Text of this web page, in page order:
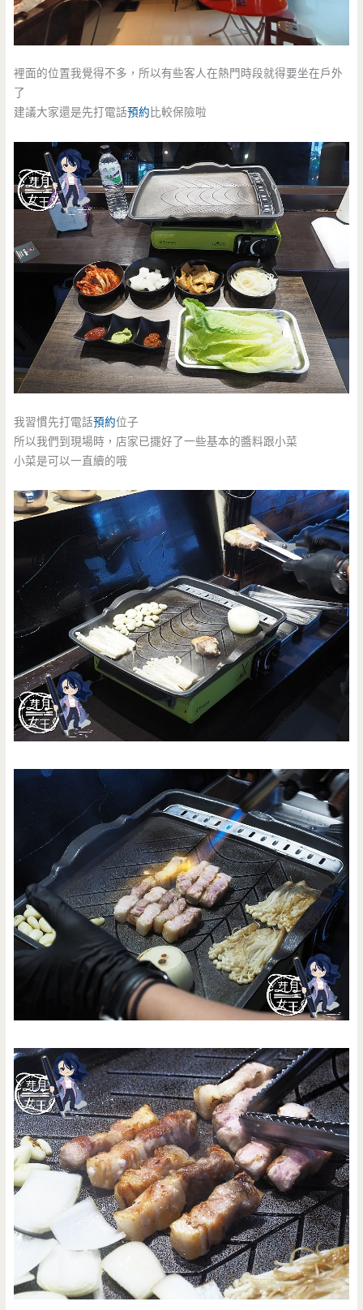
裡面的位置我覺得不多，所以有些客人在熱門時段就得要坐在戶外
了
建議大家還是先打電話預約比較保險啦
我習慣先打電話預約位子
所以我們到現場時，店家已擺好了一些基本的醬料跟小菜
小菜是可以一直續的哦